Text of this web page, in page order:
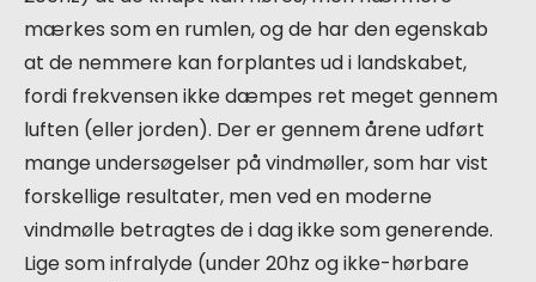
mærkes som en rumlen, og de har den egenskab
at de nemmere kan forplantes ud i landskabet,
fordi frekvensen ikke dæmpes ret meget gennem
luften (eller jorden). Der er gennem årene udført
mange undersøgelser på vindmøller, som har vist
forskellige resultater, men ved en moderne
vindmølle betragtes de i dag ikke som generende.
Lige som infralyde (under 20hz og ikke-hørbare